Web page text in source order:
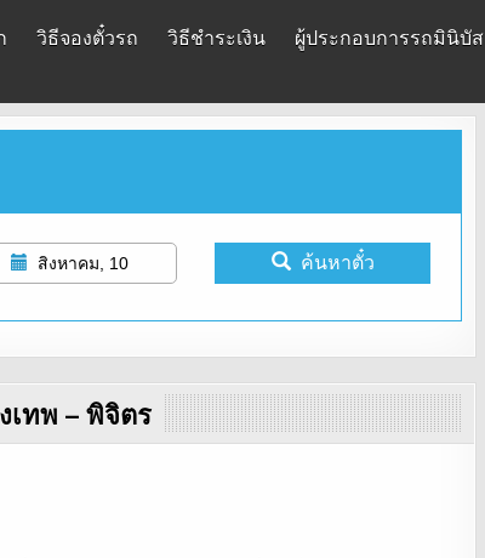
วิธีจองตั๋วรถ วิธีชำระเงิน ผู้ประกอบการรถมินิบัส
สิงหาคม, 10 ค้นหาตั๋ว
เทพ – พิจิตร